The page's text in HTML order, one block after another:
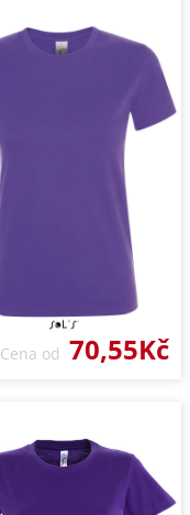
Cena od 70,55Kč